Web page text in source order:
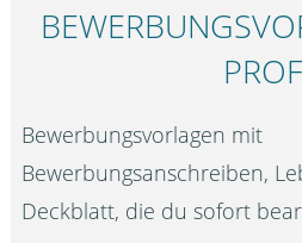
Bewerbungsvorlagen mit
Bewerbungsanschreiben,
Deckblatt, die du sofort